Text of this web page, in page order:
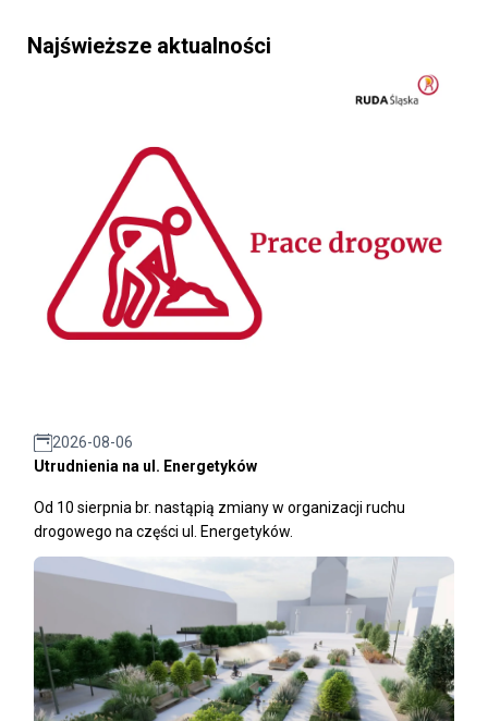
Najświeższe aktualności
2026-08-06
Utrudnienia na ul. Energetyków
Od 10 sierpnia br. nastąpią zmiany w organizacji ruchu
drogowego na części ul. Energetyków.